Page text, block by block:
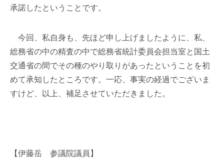
承諾したということです。
今回、私自身も、先ほど申し上げましたように、私、
総務省の中の精査の中で総務省統計委員会担当室と国土
交通省の間でその種のやり取りがあったということを初
めて承知したところです。一応、事実の経過でございま
すけど、以上、補足させていただきました。
【伊藤岳 参議院議員】